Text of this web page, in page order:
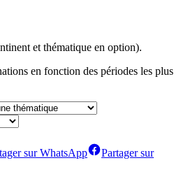
et thématique en option).
en fonction des périodes les plus
sur WhatsApp
Partager sur